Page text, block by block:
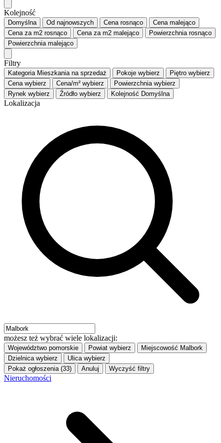
Kolejność
Domyślna Od najnowszych Cena rosnąco Cena malejąco
Cena za m2 rosnąco Cena za m2 malejąco Powierzchnia rosnąco
Powierzchnia malejąco
Filtry
Kategoria Mieszkania na sprzedaż Pokoje wybierz Piętro wybierz
Cena wybierz Cena/m² wybierz Powierzchnia wybierz
Rynek wybierz Źródło wybierz Kolejność Domyślna
Lokalizacja
możesz też wybrać wiele lokalizacji:
Województwo pomorskie Powiat wybierz Miejscowość Malbork
Dzielnica wybierz Ulica wybierz
Pokaż ogłoszenia (33)
Anuluj Wyczyść filtry
Nieruchomości